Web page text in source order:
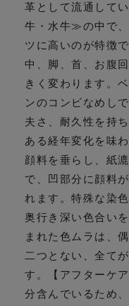
革として流通して
牛・水牛≫の中で
ツに高いのが特徴
中、脚、首、お腹
きく変わります。
ンのコンビなめし
夫さ、耐久性を持
ある経年変化を味
顔料を垂らし、紙
で、凹部分に顔料
れます。特殊な染
奥行き深い色合い
まれた色ムラは、
二つとない、全て
す。【アフターケ
分含んでいるため